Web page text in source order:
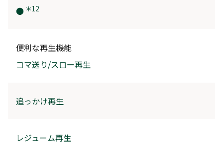
● ＊12
便利な再生機能
コマ送り/スロー再生
追っかけ再生
レジューム再生